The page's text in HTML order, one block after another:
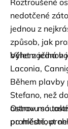
Roztroušené
nedotčené
jednou z
způsob, jak
během
Výlet začíná v
Laconia,
Během plavby
Stefano, než
ostrovu
po městě,
Ostrov má
prohlédnout